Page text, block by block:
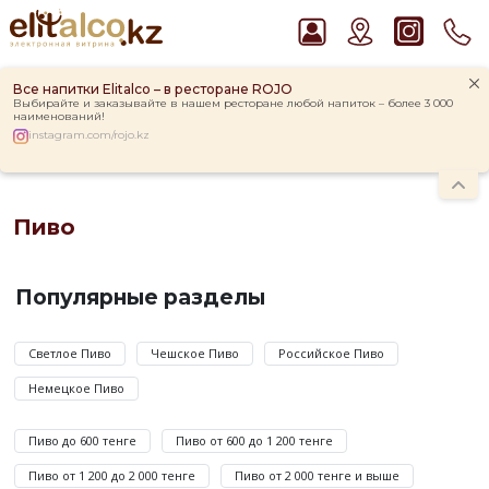
Все напитки Elitalco – в ресторане ROJO
Выбирайте и заказывайте в нашем ресторане любой напиток – более 3 000
наименований!
instagram.com/rojo.kz
Ром Captain Morgan White 37,5%
Пиво Guinness Draught 4,2% Can
Пиво
слабоалкогольный
крепостью
от
2
градусов,
Популярные разделы
Светлое Пиво Чешское Пиво Российское Пиво
Немецкое Пиво
Пиво до 600 тенге Пиво от 600 до 1 200 тенге
Пиво от 1 200 до 2 000 тенге Пиво от 2 000 тенге и выше